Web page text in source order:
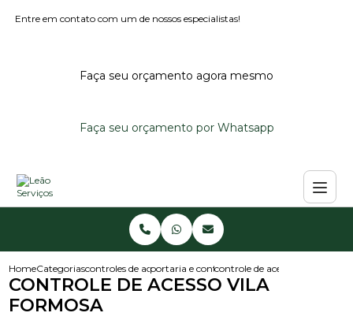
Entre em contato com um de nossos especialistas!
Faça seu orçamento agora mesmo
Faça seu orçamento por Whatsapp
HomeCategoriascontroles de acessoportaria e controle de acessocontrole de acesso vila formosa
CONTROLE DE ACESSO VILA
FORMOSA